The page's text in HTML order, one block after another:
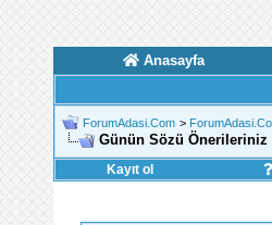
Anasayfa
ForumAdasi.Com >
Günün Sözü Önerileriniz
Kayıt ol